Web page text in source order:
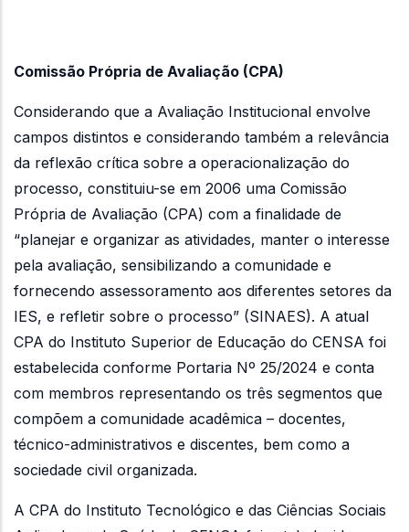
Comissão Própria de Avaliação (CPA)
Considerando que a Avaliação Institucional envolve
campos distintos e considerando também a relevância
da reflexão crítica sobre a operacionalização do
processo, constituiu-se em 2006 uma Comissão
Própria de Avaliação (CPA) com a finalidade de
“planejar e organizar as atividades, manter o interesse
pela avaliação, sensibilizando a comunidade e
fornecendo assessoramento aos diferentes setores da
IES, e refletir sobre o processo” (SINAES). A atual
CPA do Instituto Superior de Educação do CENSA foi
estabelecida conforme Portaria Nº 25/2024 e conta
com membros representando os três segmentos que
compõem a comunidade acadêmica – docentes,
técnico-administrativos e discentes, bem como a
sociedade civil organizada.
A CPA do Instituto Tecnológico e das Ciências Sociais